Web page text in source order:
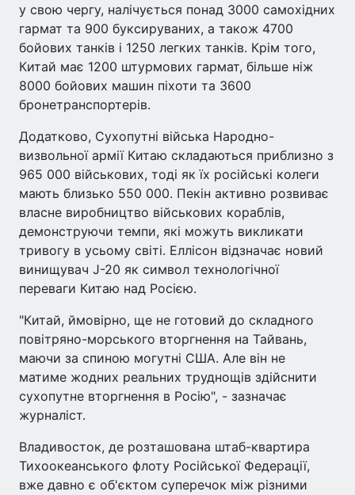
у свою чергу, налічується понад 3000 самохідних
гармат та 900 буксируваних, а також 4700
бойових танків і 1250 легких танків. Крім того,
Китай має 1200 штурмових гармат, більше ніж
8000 бойових машин піхоти та 3600
бронетранспортерів.
Додатково, Сухопутні війська Народно-
визвольної армії Китаю складаються приблизно з
965 000 військових, тоді як їх російські колеги
мають близько 550 000. Пекін активно розвиває
власне виробництво військових кораблів,
демонструючи темпи, які можуть викликати
тривогу в усьому світі. Еллісон відзначає новий
винищувач J-20 як символ технологічної
переваги Китаю над Росією.
"Китай, ймовірно, ще не готовий до складного
повітряно-морського вторгнення на Тайвань,
маючи за спиною могутні США. Але він не
матиме жодних реальних труднощів здійснити
сухопутне вторгнення в Росію", - зазначає
журналіст.
Владивосток, де розташована штаб-квартира
Тихоокеанського флоту Російської Федерації,
вже давно є об'єктом суперечок між різними